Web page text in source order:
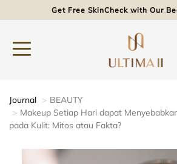
Get Free SkinCheck with Our
Journal
BEAUTY
Makeup Setiap Hari dapat
pada Kulit: Mitos atau Fakta?